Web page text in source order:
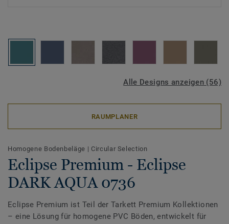
Alle Designs anzeigen (56)
RAUMPLANER
Homogene Bodenbeläge | Circular Selection
Eclipse Premium - Eclipse
DARK AQUA 0736
Eclipse Premium ist Teil der Tarkett Premium Kollektionen
– eine Lösung für homogene PVC Böden, entwickelt für